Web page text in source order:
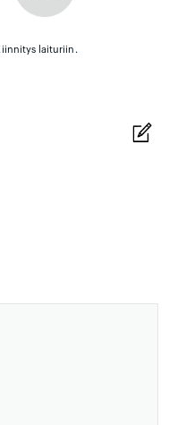
laituriin.